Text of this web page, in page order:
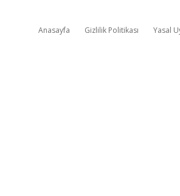
Anasayfa Gizlilik Politikası Yasal